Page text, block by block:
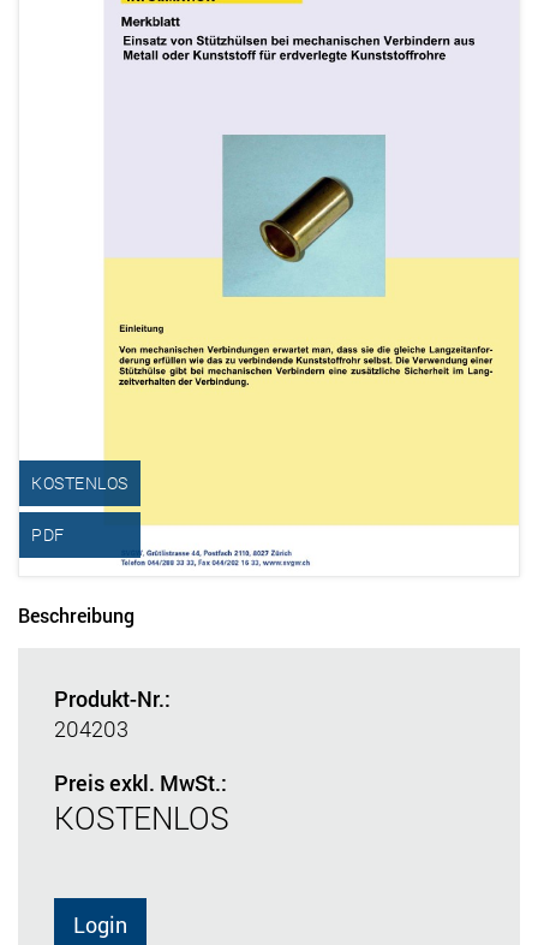
KOSTENLOS
PDF
Beschreibung
Produkt-Nr.:
204203
Preis exkl. MwSt.:
KOSTENLOS
Login